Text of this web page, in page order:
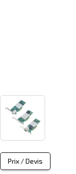
Prix / Devis